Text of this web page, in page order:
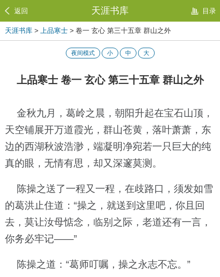
返回 天涯书库 目录
天涯书库 > 上品寒士 > 卷一 玄心 第三十五章 群山之外
夜间模式 小 中 大
上品寒士 卷一 玄心 第三十五章 群山之外
金秋九月，葛岭之晨，朝阳升起在宝石山顶，
天空铺展开万道霞光，群山苍黄，落叶萧萧，东
边的西湖秋波浩渺，端凝明净宛若一只巨大的纯
真的眼，无情有思，却又深邃莫测。
陈操之送了一程又一程，在歧路口，须发如雪
的葛洪止住道：“操之，就送到这里吧，你且回
去，莫让汝母惦念，临别之际，老道还有一言，
你务必牢记——”
陈操之道：“葛师叮嘱，操之永志不忘。”